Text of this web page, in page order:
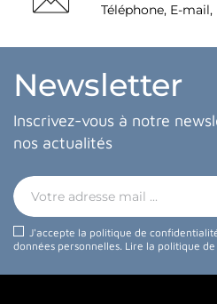
Téléphone, E-
Newsletter
Inscrivez-vous à notre
nos actualités
J'accepte la politique de
données personnelles. Lire la politique